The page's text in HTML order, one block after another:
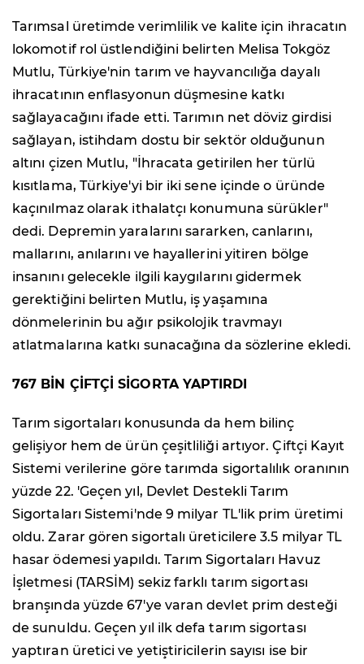
Tarımsal üretimde verimlilik ve kalite için ihracatın
lokomotif rol üstlendiğini belirten Melisa Tokgöz
Mutlu, Türkiye'nin tarım ve hayvancılığa dayalı
ihracatının enflasyonun düşmesine katkı
sağlayacağını ifade etti. Tarımın net döviz girdisi
sağlayan, istihdam dostu bir sektör olduğunun
altını çizen Mutlu, "İhracata getirilen her türlü
kısıtlama, Türkiye'yi bir iki sene içinde o üründe
kaçınılmaz olarak ithalatçı konumuna sürükler"
dedi. Depremin yaralarını sararken, canlarını,
mallarını, anılarını ve hayallerini yitiren bölge
insanını gelecekle ilgili kaygılarını gidermek
gerektiğini belirten Mutlu, iş yaşamına
dönmelerinin bu ağır psikolojik travmayı
atlatmalarına katkı sunacağına da sözlerine ekledi.
767 BİN ÇİFTÇİ SİGORTA YAPTIRDI
Tarım sigortaları konusunda da hem bilinç
gelişiyor hem de ürün çeşitliliği artıyor. Çiftçi Kayıt
Sistemi verilerine göre tarımda sigortalılık oranının
yüzde 22. 'Geçen yıl, Devlet Destekli Tarım
Sigortaları Sistemi'nde 9 milyar TL'lik prim üretimi
oldu. Zarar gören sigortalı üreticilere 3.5 milyar TL
hasar ödemesi yapıldı. Tarım Sigortaları Havuz
İşletmesi (TARSİM) sekiz farklı tarım sigortası
branşında yüzde 67'ye varan devlet prim desteği
de sunuldu. Geçen yıl ilk defa tarım sigortası
yaptıran üretici ve yetiştiricilerin sayısı ise bir